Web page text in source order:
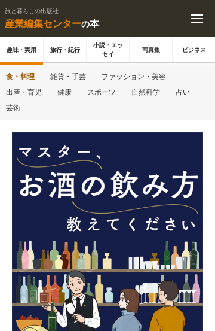
旅と暮らしの出版社
産業編集センターの本
趣味・実用 旅行・紀行
小説・エッ
セイ
写真集 ビジネス
食・料理 雑貨・手芸
ファッション・美容
出産・育児
健康 スポーツ 自然科学
占い
芸術